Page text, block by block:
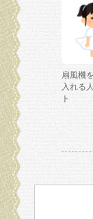
扇風機
入れる
ト